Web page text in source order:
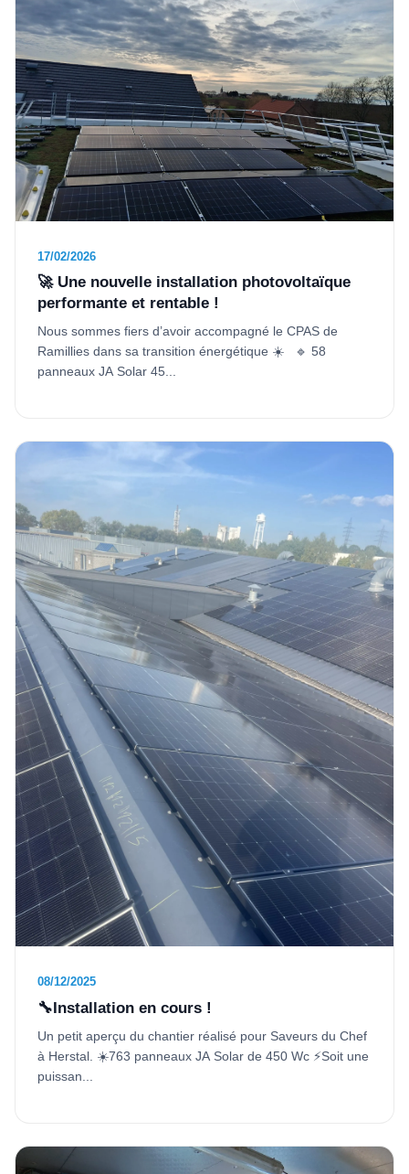
17/02/2026
🚀 Une nouvelle installation photovoltaïque
performante et rentable !
Nous sommes fiers d’avoir accompagné le CPAS de
Ramillies dans sa transition énergétique ☀️ 🔹 58
panneaux JA Solar 45...
08/12/2025
🔧Installation en cours !
Un petit aperçu du chantier réalisé pour Saveurs du Chef
à Herstal. ☀️763 panneaux JA Solar de 450 Wc ⚡Soit une
puissan...